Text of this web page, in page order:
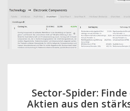
Sector-Spider:
Aktien aus den